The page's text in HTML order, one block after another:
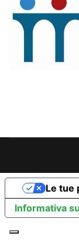
Informativa
Le tue